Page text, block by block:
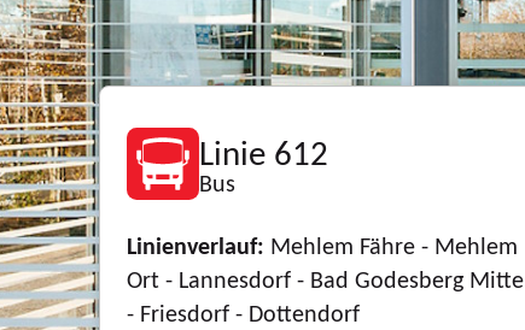
Linie 612
Bus
Linienverlauf: Mehlem Fähre - Mehlem
Ort - Lannesdorf - Bad Godesberg Mitte
- Friesdorf - Dottendorf